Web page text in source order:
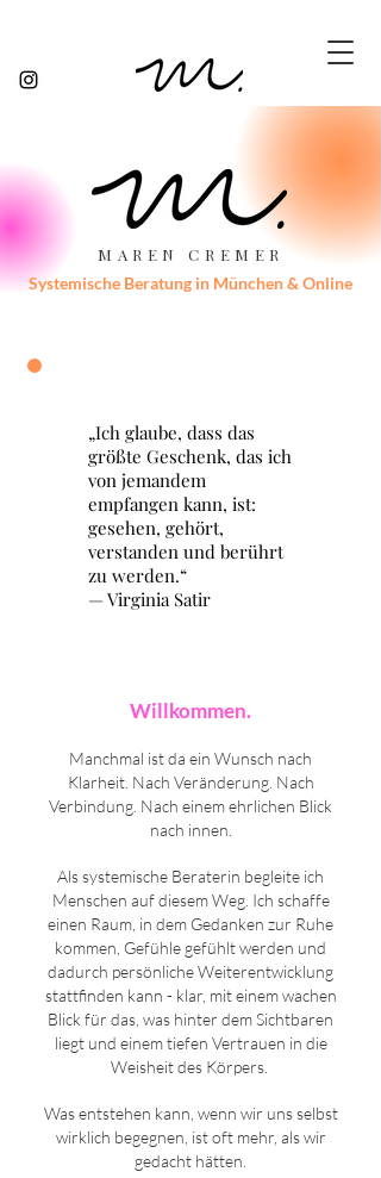
MAREN CREMER
Systemische Beratung in München & Online
„Ich glaube, dass das
größte Geschenk, das ich
von jemandem
empfangen kann, ist:
gesehen, gehört,
verstanden und berührt
zu werden.“
— Virginia Satir
Willkommen.
Manchmal ist da ein Wunsch nach
Klarheit. Nach Veränderung. Nach
Verbindung. Nach einem ehrlichen Blick
nach innen.
Als systemische Beraterin begleite ich
Menschen auf diesem Weg. Ich schaffe
einen Raum, in dem Gedanken zur Ruhe
kommen, Gefühle gefühlt werden und
dadurch persönliche Weiterentwicklung
stattfinden kann - klar, mit einem wachen
Blick für das, was hinter dem Sichtbaren
liegt und einem tiefen Vertrauen in die
Weisheit des Körpers.
Was entstehen kann, wenn wir uns selbst
wirklich begegnen, ist oft mehr, als wir
gedacht hätten.